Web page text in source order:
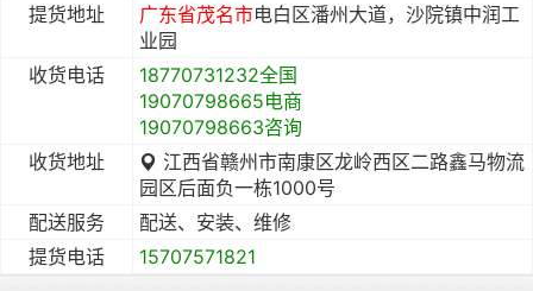
提货地址
广东省茂名市电白区潘州大道，沙院镇中润工
业园
收货电话
18770731232全国
19070798665电商
19070798663咨询
收货地址
江西省赣州市南康区龙岭西区二路鑫马物流
园区后面负一栋1000号
配送服务
配送、安装、维修
提货电话
15707571821